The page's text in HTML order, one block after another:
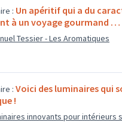
: Un apéritif qui a du
à un voyage gourmand …
Tessier - Les Aromatiques
: Voici des luminaires qui
!
innovants pour intérieurs